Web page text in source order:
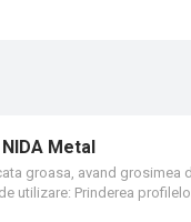
Metal
groasa, avand
utilizare: Prinderea